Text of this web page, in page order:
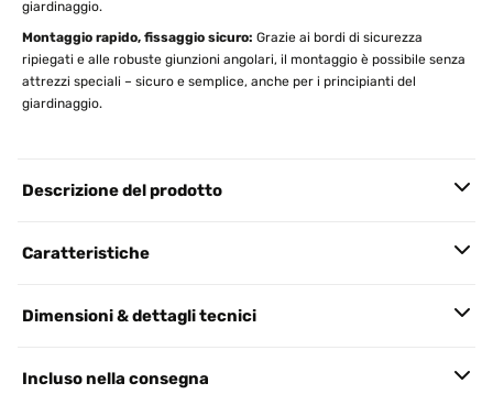
giardinaggio.
Montaggio rapido, fissaggio sicuro: Grazie ai bordi di sicurezza
ripiegati e alle robuste giunzioni angolari, il montaggio è possibile senza
attrezzi speciali – sicuro e semplice, anche per i principianti del
giardinaggio.
Descrizione del prodotto
Caratteristiche
Dimensioni & dettagli tecnici
Incluso nella consegna